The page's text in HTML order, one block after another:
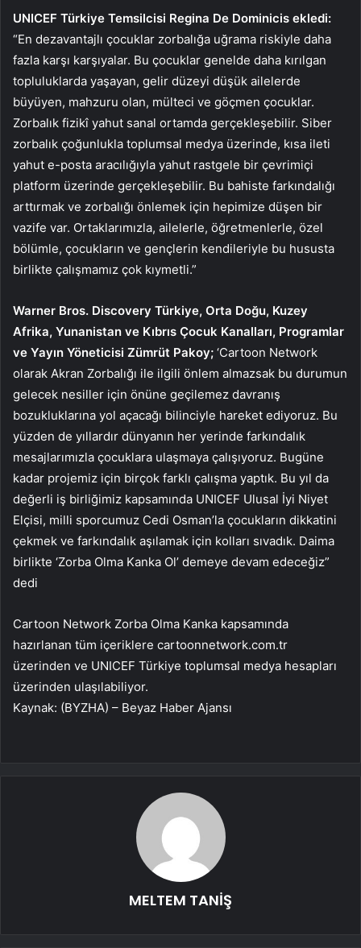
UNICEF Türkiye Temsilcisi Regina De Dominicis ekledi:
“En dezavantajlı çocuklar zorbalığa uğrama riskiyle daha
fazla karşı karşıyalar. Bu çocuklar genelde daha kırılgan
topluluklarda yaşayan, gelir düzeyi düşük ailelerde
büyüyen, mahzuru olan, mülteci ve göçmen çocuklar.
Zorbalık fizikî yahut sanal ortamda gerçekleşebilir. Siber
zorbalık çoğunlukla toplumsal medya üzerinde, kısa ileti
yahut e-posta aracılığıyla yahut rastgele bir çevrimiçi
platform üzerinde gerçekleşebilir. Bu bahiste farkındalığı
arttırmak ve zorbalığı önlemek için hepimize düşen bir
vazife var. Ortaklarımızla, ailelerle, öğretmenlerle, özel
bölümle, çocukların ve gençlerin kendileriyle bu hususta
birlikte çalışmamız çok kıymetli.”
Warner Bros. Discovery Türkiye, Orta Doğu, Kuzey
Afrika, Yunanistan ve Kıbrıs Çocuk Kanalları, Programlar
ve Yayın Yöneticisi Zümrüt Pakoy; ‘Cartoon Network
olarak Akran Zorbalığı ile ilgili önlem almazsak bu durumun
gelecek nesiller için önüne geçilemez davranış
bozukluklarına yol açacağı bilinciyle hareket ediyoruz. Bu
yüzden de yıllardır dünyanın her yerinde farkındalık
mesajlarımızla çocuklara ulaşmaya çalışıyoruz. Bugüne
kadar projemiz için birçok farklı çalışma yaptık. Bu yıl da
değerli iş birliğimiz kapsamında UNICEF Ulusal İyi Niyet
Elçisi, milli sporcumuz Cedi Osman’la çocukların dikkatini
çekmek ve farkındalık aşılamak için kolları sıvadık. Daima
birlikte ‘Zorba Olma Kanka Ol’ demeye devam edeceğiz”
dedi
Cartoon Network Zorba Olma Kanka kapsamında
hazırlanan tüm içeriklere cartoonnetwork.com.tr
üzerinden ve UNICEF Türkiye toplumsal medya hesapları
üzerinden ulaşılabiliyor.
Kaynak: (BYZHA) – Beyaz Haber Ajansı
MELTEM TANİŞ